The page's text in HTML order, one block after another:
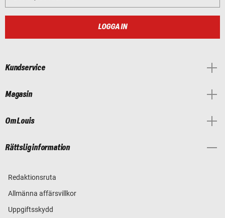
LOGGA IN
Kundservice
Magasin
Om Louis
Rättslig information
Redaktionsruta
Allmänna affärsvillkor
Uppgiftsskydd